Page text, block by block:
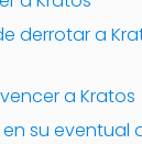
derrotar a
a Kratos
su eventual